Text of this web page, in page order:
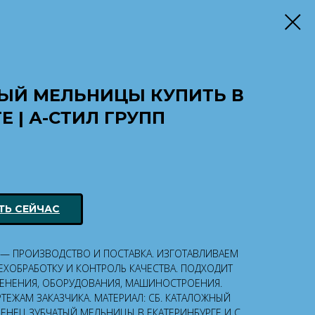
МЕЛЬНИЦЫ КУПИТЬ В
| А-СТИЛ ГРУПП
СЕЙЧАС
ПРОИЗВОДСТВО И ПОСТАВКА. ИЗГОТАВЛИВАЕМ
И КОНТРОЛЬ КАЧЕСТВА. ПОДХОДИТ
ОБОРУДОВАНИЯ, МАШИНОСТРОЕНИЯ.
ЗАКАЗЧИКА. МАТЕРИАЛ: СБ. КАТАЛОЖНЫЙ